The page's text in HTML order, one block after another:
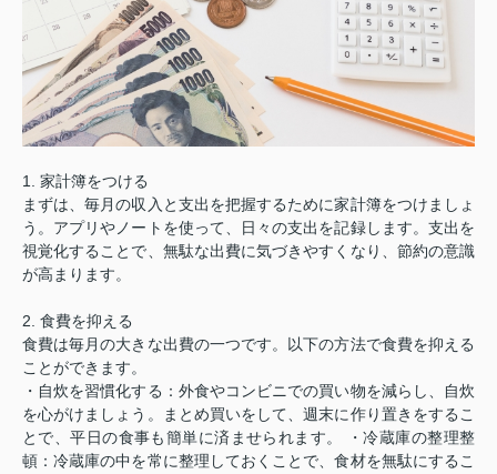
1. 家計簿をつける
まずは、毎月の収入と支出を把握するために家計簿をつけましょ
う。アプリやノートを使って、日々の支出を記録します。支出を
視覚化することで、無駄な出費に気づきやすくなり、節約の意識
が高まります。
2. 食費を抑える
食費は毎月の大きな出費の一つです。以下の方法で食費を抑える
ことができます。
・自炊を習慣化する：外食やコンビニでの買い物を減らし、自炊
を心がけましょう。まとめ買いをして、週末に作り置きをするこ
とで、平日の食事も簡単に済ませられます。 ・冷蔵庫の整理整
頓：冷蔵庫の中を常に整理しておくことで、食材を無駄にするこ